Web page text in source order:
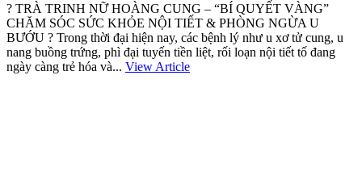
? TRÀ TRINH NỮ HOÀNG CUNG – “BÍ QUYẾT VÀNG”
CHĂM SÓC SỨC KHỎE NỘI TIẾT & PHÒNG NGỪA U
BƯỚU ? Trong thời đại hiện nay, các bệnh lý như u xơ tử cung, u
nang buồng trứng, phì đại tuyến tiền liệt, rối loạn nội tiết tố đang
ngày càng trẻ hóa và... View Article